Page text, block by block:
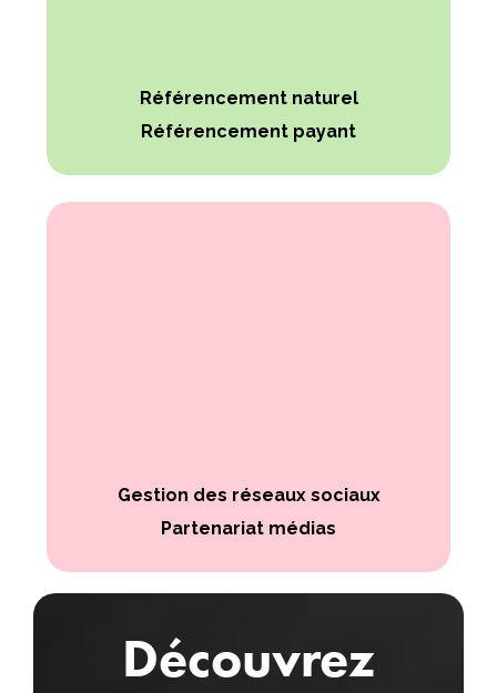
Référencement naturel
Référencement payant
Gestion des réseaux sociaux
Partenariat médias
Découvrez